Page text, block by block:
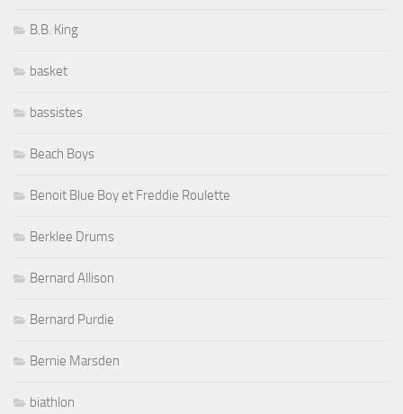
B.B. King
basket
bassistes
Beach Boys
Benoit Blue Boy et Freddie Roulette
Berklee Drums
Bernard Allison
Bernard Purdie
Bernie Marsden
biathlon